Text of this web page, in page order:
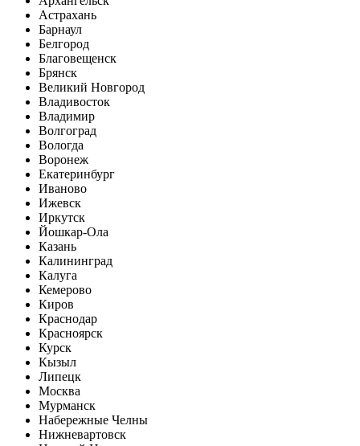
Астрахань
Барнаул
Белгород
Благовещенск
Брянск
Великий Новгород
Владивосток
Владимир
Волгоград
Вологда
Воронеж
Екатеринбург
Иваново
Ижевск
Иркутск
Йошкар-Ола
Казань
Калининград
Калуга
Кемерово
Киров
Краснодар
Красноярск
Курск
Кызыл
Липецк
Москва
Мурманск
Набережные Челны
Нижневартовск